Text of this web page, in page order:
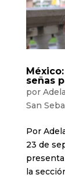
señas
por
San
Por
23 de
la